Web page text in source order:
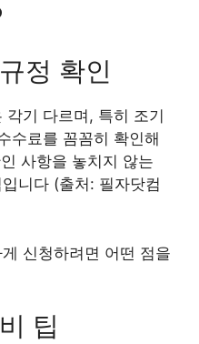
정 확인
기 다르며, 특히 조기
수료를 꼼꼼히 확인해
사항을 놓치지 않는
니다 (출처: 필자닷컴
신청하려면 어떤 점을
팁